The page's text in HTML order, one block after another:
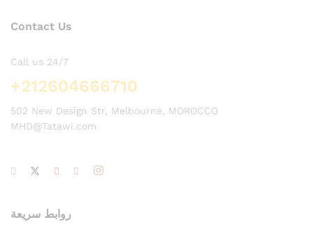
Contact Us
Call us 24/7
+212604666710
502 New Design Str, Melbourne, MOROCCO
MHD@Tatawi.com
روابط سريعة